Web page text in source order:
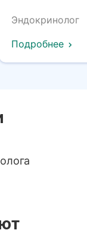
Эндокринолог
Подробнее